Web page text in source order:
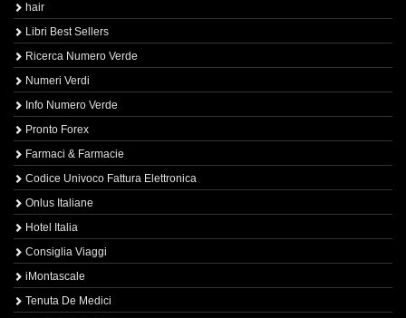
hair
Libri Best Sellers
Ricerca Numero Verde
Numeri Verdi
Info Numero Verde
Pronto Forex
Farmaci & Farmacie
Codice Univoco Fattura Elettronica
Onlus Italiane
Hotel Italia
Consiglia Viaggi
iMontascale
Tenuta De Medici